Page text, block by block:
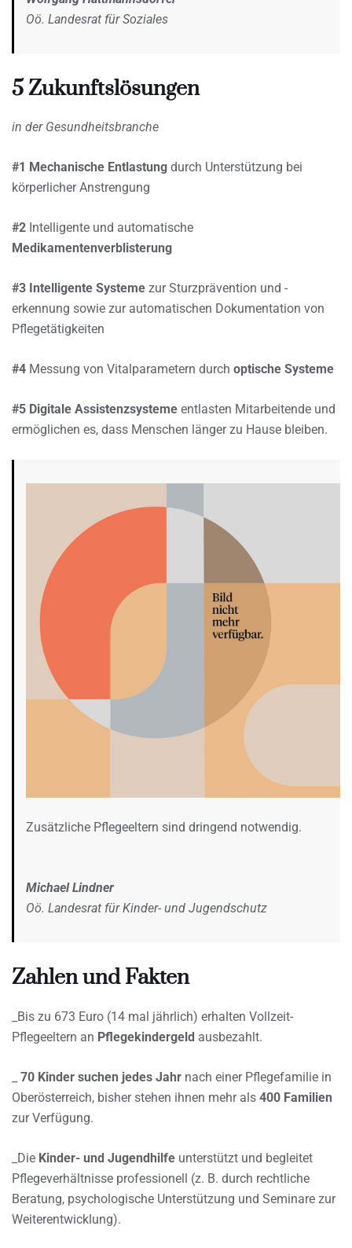
Oö. Landesrat für Soziales
5 Zukunftslösungen
in der Gesundheitsbranche
#1 Mechanische Entlastung durch Unterstützung bei
körperlicher Anstrengung
#2 Intelligente und automatische
Medikamentenverblisterung
#3 Intelligente Systeme zur Sturzprävention und -
erkennung sowie zur automatischen Dokumentation von
Pflegetätigkeiten
#4 Messung von Vitalparametern durch optische Systeme
#5 Digitale Assistenzsysteme entlasten Mitarbeitende und
ermöglichen es, dass Menschen länger zu Hause bleiben.
Zusätzliche Pflegeeltern sind dringend notwendig.
Michael Lindner
Oö. Landesrat für Kinder- und Jugendschutz
Zahlen und Fakten
_Bis zu 673 Euro (14 mal jährlich) erhalten Vollzeit-
Pflegeeltern an Pflegekindergeld ausbezahlt.
70 Kinder suchen jedes Jahr nach einer Pflegefamilie in
Oberösterreich, bisher stehen ihnen mehr als 400 Familien
zur Verfügung.
_Die Kinder- und Jugendhilfe unterstützt und begleitet
Pflegeverhältnisse professionell (z. B. durch rechtliche
Beratung, psychologische Unterstützung und Seminare zur
Weiterentwicklung).